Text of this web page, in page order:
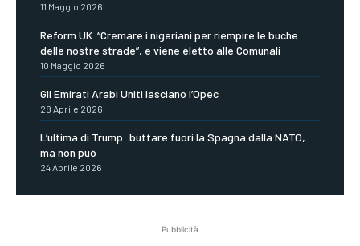
11 Maggio 2026
Reform UK. “Cremare i nigeriani per riempire le buche
delle nostre strade”, e viene eletto alle Comunali
10 Maggio 2026
Gli Emirati Arabi Uniti lasciano l’Opec
28 Aprile 2026
L’ultima di Trump: buttare fuori la Spagna dalla NATO,
ma non può
24 Aprile 2026
Pubblicità